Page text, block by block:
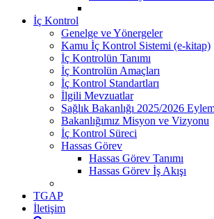
İç Kontrol
Genelge ve Yönergeler
Kamu İç Kontrol Sistemi (e-kitap)
İç Kontrolün Tanımı
İç Kontrolün Amaçları
İç Kontrol Standartları
İlgili Mevzuatlar
Sağlık Bakanlığı 2025/2026
Bakanlığımız Misyon ve Vizyonu
İç Kontrol Süreci
Hassas Görev
Hassas Görev Tanımı
Hassas Görev İş Akışı
TGAP
İletişim